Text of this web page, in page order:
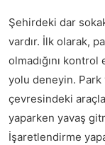
Şehirdeki dar
vardır. İlk olarak,
olmadığını
yolu deneyin. Park
çevresindeki
yaparken yavaş
İşaretlendirme